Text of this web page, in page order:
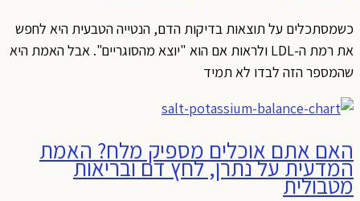
כשמסתכלים על תוצאות בדיקות הדם, הנטייה הטבעית היא לחפש
את רמת ה-LDL ולראות אם הוא "יוצא מהסוגריים". אבל האמת היא
שהמספר הזה לבדו לא תמיד
האם אתם אוכלים מספיק מלח? האמת
המדעית על נתרן, לחץ דם ובריאות
מטבולית